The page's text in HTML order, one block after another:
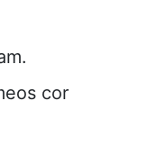
cor